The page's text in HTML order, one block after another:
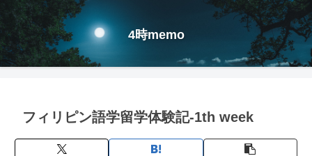
4時memo
フィリピン語学留学体験記-1th week